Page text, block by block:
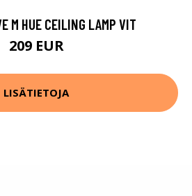
M HUE CEILING LAMP VIT
209 EUR
LISÄTIETOJA